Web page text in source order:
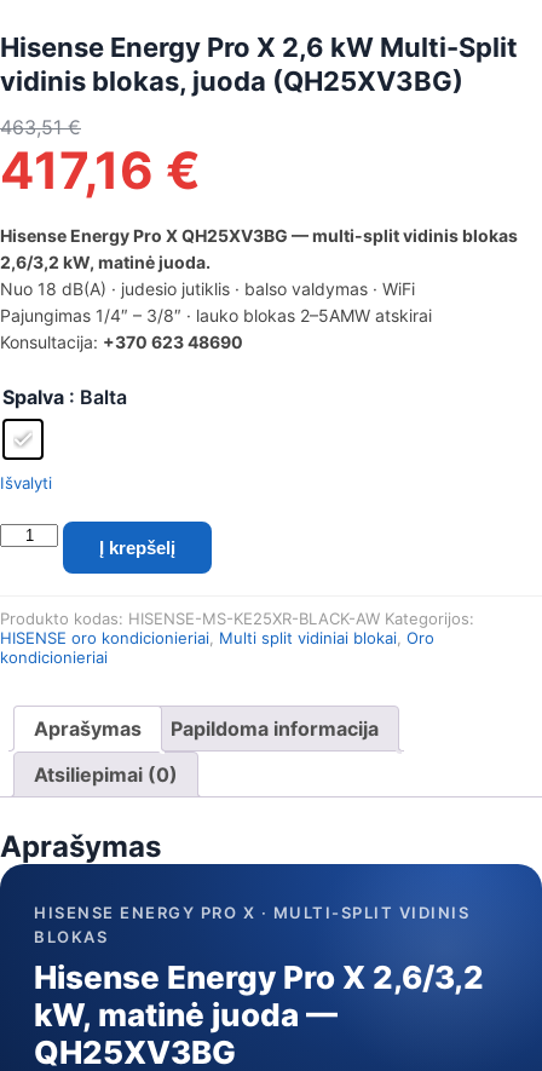
Hisense Energy Pro X 2,6 kW Multi-Split
vidinis blokas, juoda (QH25XV3BG)
463,51€
417,16 €
Hisense Energy Pro X QH25XV3BG — multi-split vidinis blokas
2,6/3,2 kW, matinė juoda.
Nuo 18 dB(A) · judesio jutiklis · balso valdymas · WiFi
Pajungimas 1/4″ – 3/8″ · lauko blokas 2–5AMW atskirai
Konsultacija: +370 623 48690
Spalva : Balta
Išvalyti
produkto
Hisense
Pro
X
kW
Multi-
Split
vidinis
blokas,
(QH25XV3BG)
Į krepšelį
Produkto kodas: HISENSE-MS-KE25XR-BLACK-AW Kategorijos:
HISENSE oro kondicionieriai, Multi split vidiniai blokai, Oro
kondicionieriai
Aprašymas
Papildoma informacija
Atsiliepimai (0)
Aprašymas
HISENSE ENERGY PRO X · MULTI-SPLIT VIDINIS
BLOKAS
Hisense Energy Pro X 2,6/3,2
kW, matinė juoda —
QH25XV3BG